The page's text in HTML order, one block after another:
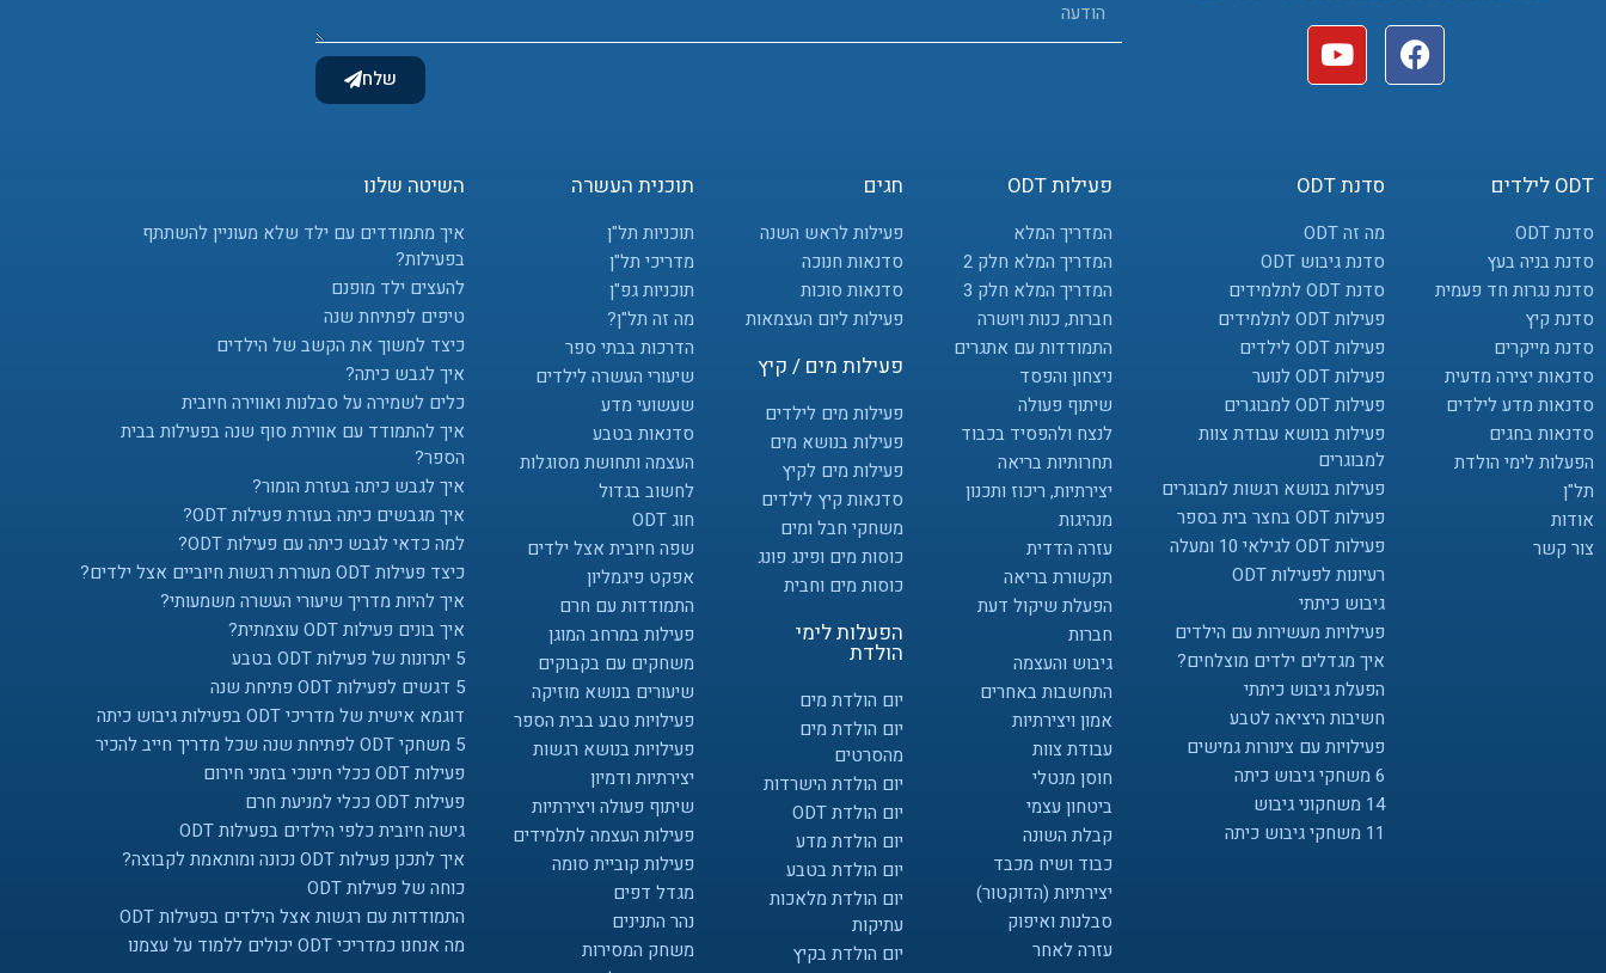
שלח
ODT לילדים
סדנת ODT
סדנת בניה בעץ
סדנת נגרות חד פעמית
סדנת קיץ
סדנת מייקרים
סדנאות יצירה מדעית
סדנאות מדע לילדים
סדנאות בחגים
הפעלות לימי הולדת
תל"ן
אודות
צור קשר
סדנת ODT
מה זה ODT
סדנת גיבוש ODT
סדנת ODT לתלמידים
פעילות ODT לתלמידים
פעילות ODT לילדים
פעילות ODT לנוער
פעילות ODT למבוגרים
פעילות בנושא עבודת צוות
למבוגרים
פעילות בנושא רגשות למבוגרים
פעילות ODT בחצר בית בספר
פעילות ODT לגילאי 10 ומעלה
רעיונות לפעילות ODT
גיבוש כיתתי
פעילויות מעשירות עם הילדים
איך מגדלים ילדים מוצלחים?
הפעלת גיבוש כיתתי
חשיבות היציאה לטבע
פעילויות עם צינורות גמישים
6 משחקי גיבוש כיתה
14 משחקוני גיבוש
11 משחקי גיבוש כיתה
פעילות ODT
המדריך המלא
המדריך המלא חלק 2
המדריך המלא חלק 3
חברות, כנות ויושרה
התמודדות עם אתגרים
ניצחון והפסד
שיתוף פעולה
לנצח ולהפסיד בכבוד
תחרותיות בריאה
יצירתיות, ריכוז ותכנון
מנהיגות
עזרה הדדית
תקשורת בריאה
הפעלת שיקול דעת
חברות
גיבוש והעצמה
התחשבות באחרים
אמון ויצירתיות
עבודת צוות
חוסן מנטלי
ביטחון עצמי
קבלת השונה
כבוד ושיח מכבד
יצירתיות (הדוקטור)
סבלנות ואיפוק
עזרה לאחר
חגים
פעילות לראש השנה
סדנאות חנוכה
סדנאות סוכות
פעילות ליום העצמאות
פעילות מים / קיץ
פעילות מים לילדים
פעילות בנושא מים
פעילות מים לקיץ
סדנאות קיץ לילדים
משחקי חבל ומים
כוסות מים ופינג פונג
כוסות מים וחבית
הפעלות לימי
הולדת
יום הולדת מים
יום הולדת מים
מהסרטים
יום הולדת הישרדות
יום הולדת ODT
יום הולדת מדע
יום הולדת בטבע
יום הולדת מלאכות
עתיקות
יום הולדת בקיץ
תוכנית העשרה
תוכניות תל"ן
מדריכי תל"ן
תוכניות גפ"ן
מה זה תל"ן?
הדרכות בבתי ספר
שיעורי העשרה לילדים
שעשועי מדע
סדנאות בטבע
העצמה ותחושת מסוגלות
לחשוב בגדול
חוג ODT
שפה חיובית אצל ילדים
אפקט פיגמליון
התמודדות עם חרם
פעילות במרחב המוגן
משחקים עם בקבוקים
שיעורים בנושא מוזיקה
פעילויות טבע בבית הספר
פעילויות בנושא רגשות
יצירתיות ודמיון
שיתוף פעולה ויצירתיות
פעילות העצמה לתלמידים
פעילות קוביית סומה
מגדל דפים
נהר התנינים
משחק המסירות
השיטה שלנו
איך מתמודדים עם ילד שלא מעוניין להשתתף
בפעילות?
להעצים ילד מופנם
טיפים לפתיחת שנה
כיצד למשוך את הקשב של הילדים
איך לגבש כיתה?
כלים לשמירה על סבלנות ואווירה חיובית
איך להתמודד עם אווירת סוף שנה בפעילות בבית
הספר?
איך לגבש כיתה בעזרת הומור?
איך מגבשים כיתה בעזרת פעילות ODT?
למה כדאי לגבש כיתה עם פעילות ODT?
כיצד פעילות ODT מעוררת רגשות חיוביים אצל ילדים?
איך להיות מדריך שיעורי העשרה משמעותי?
איך בונים פעילות ODT עוצמתית?
5 יתרונות של פעילות ODT בטבע
5 דגשים לפעילות ODT פתיחת שנה
דוגמא אישית של מדריכי ODT בפעילות גיבוש כיתה
5 משחקי ODT לפתיחת שנה שכל מדריך חייב להכיר
פעילות ODT ככלי חינוכי בזמני חירום
פעילות ODT ככלי למניעת חרם
גישה חיובית כלפי הילדים בפעילות ODT
איך לתכנן פעילות ODT נכונה ומותאמת לקבוצה?
כוחה של פעילות ODT
התמודדות עם רגשות אצל הילדים בפעילות ODT
מה אנחנו כמדריכי ODT יכולים ללמוד על עצמנו